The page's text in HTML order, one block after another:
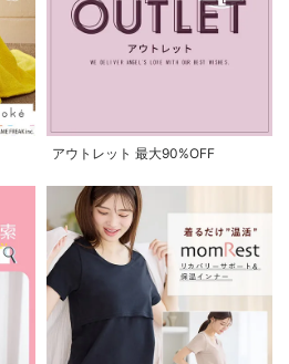
アウトレット 最大90%OFF